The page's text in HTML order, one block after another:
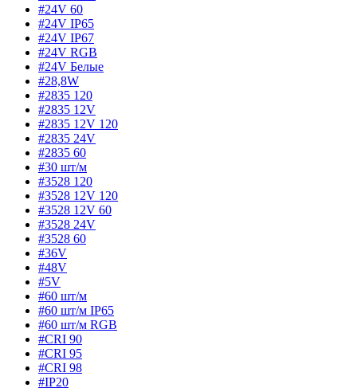
#24V 60
#24V IP65
#24V IP67
#24V RGB
#24V Белые
#28,8W
#2835 120
#2835 12V
#2835 12V 120
#2835 24V
#2835 60
#30 шт/м
#3528 120
#3528 12V 120
#3528 12V 60
#3528 24V
#3528 60
#36V
#48V
#5V
#60 шт/м
#60 шт/м IP65
#60 шт/м RGB
#CRI 90
#CRI 95
#CRI 98
#IP20